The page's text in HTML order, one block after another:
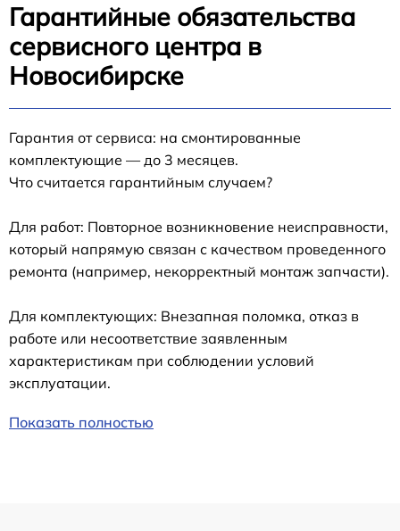
Гарантийные обязательства
сервисного центра в
Новосибирске
Гарантия от сервиса: на смонтированные
комплектующие — до 3 месяцев.
Что считается гарантийным случаем?
Для работ: Повторное возникновение неисправности,
который напрямую связан с качеством проведенного
ремонта (например, некорректный монтаж запчасти).
Для комплектующих: Внезапная поломка, отказ в
работе или несоответствие заявленным
характеристикам при соблюдении условий
эксплуатации.
Показать полностью